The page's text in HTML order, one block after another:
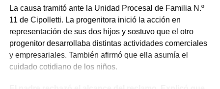
«En virtud de ello entiendo que se encuentran
configurados los recaudos previstos en el artículo 278,
para que opere el desistimiento del proceso por voluntad
de la parte», explicó. Además, se estableció que las
actuaciones permanezcan archivadas en formato digital,
conforme a la normativa vigente del Poder Judicial de Río
La causa tramitó ante la Unidad Procesal de Familia N.º
11 de Cipolletti. La progenitora inició la acción en
representación de sus dos hijos y sostuvo que el otro
progenitor desarrollaba distintas actividades comerciales
y empresariales. También afirmó que ella asumía el
cuidado cotidiano de los niños.